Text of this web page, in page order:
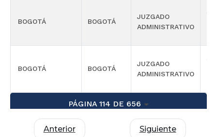
BOGOTÁ BOGOTÁ
JUZGADO
ADMINISTRATIVO
BOGOTÁ BOGOTÁ
JUZGADO
ADMINISTRATIVO
PÁGINA 114 DE 656
Anterior Siguiente